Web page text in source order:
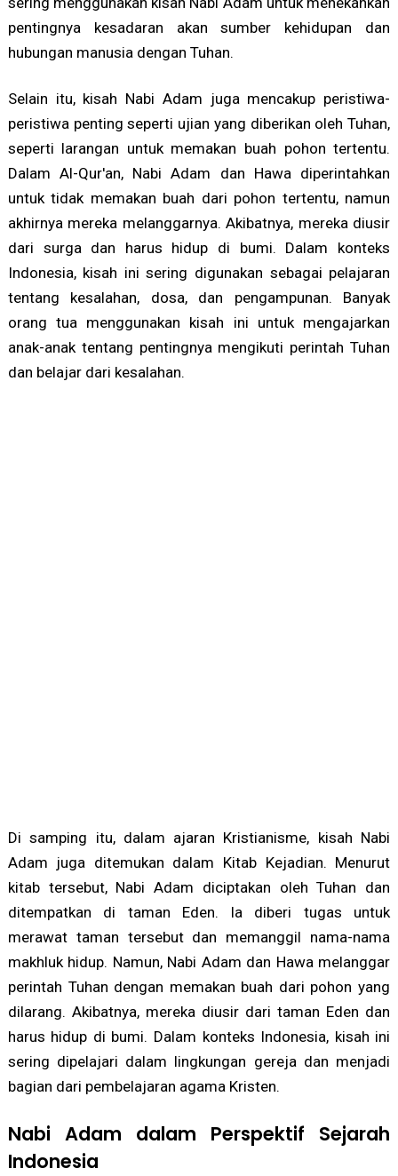
pentingnya kesadaran akan sumber kehidupan dan
hubungan manusia dengan Tuhan.
Selain itu, kisah Nabi Adam juga mencakup peristiwa-
peristiwa penting seperti ujian yang diberikan oleh Tuhan,
seperti larangan untuk memakan buah pohon tertentu.
Dalam Al-Qur'an, Nabi Adam dan Hawa diperintahkan
untuk tidak memakan buah dari pohon tertentu, namun
akhirnya mereka melanggarnya. Akibatnya, mereka diusir
dari surga dan harus hidup di bumi. Dalam konteks
Indonesia, kisah ini sering digunakan sebagai pelajaran
tentang kesalahan, dosa, dan pengampunan. Banyak
orang tua menggunakan kisah ini untuk mengajarkan
anak-anak tentang pentingnya mengikuti perintah Tuhan
dan belajar dari kesalahan.
Di samping itu, dalam ajaran Kristianisme, kisah Nabi
Adam juga ditemukan dalam Kitab Kejadian. Menurut
kitab tersebut, Nabi Adam diciptakan oleh Tuhan dan
ditempatkan di taman Eden. Ia diberi tugas untuk
merawat taman tersebut dan memanggil nama-nama
makhluk hidup. Namun, Nabi Adam dan Hawa melanggar
perintah Tuhan dengan memakan buah dari pohon yang
dilarang. Akibatnya, mereka diusir dari taman Eden dan
harus hidup di bumi. Dalam konteks Indonesia, kisah ini
sering dipelajari dalam lingkungan gereja dan menjadi
bagian dari pembelajaran agama Kristen.
Nabi Adam dalam Perspektif Sejarah
Indonesia